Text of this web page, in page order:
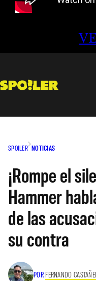
SPOILER NOTICIAS
¡Rompe el
Hammer
de las
su contra
POR FERNANDO